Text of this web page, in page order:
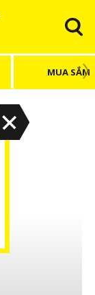
MUA SẮM